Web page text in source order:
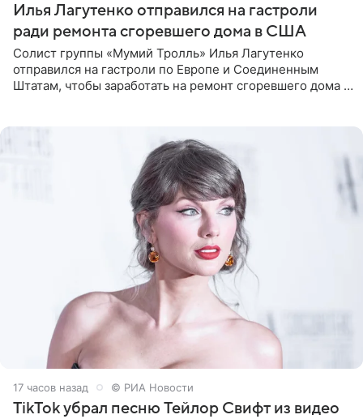
Илья Лагутенко отправился на гастроли
ради ремонта сгоревшего дома в США
Солист группы «Мумий Тролль» Илья Лагутенко
отправился на гастроли по Европе и Соединенным
Штатам, чтобы заработать на ремонт сгоревшего дома в
17 часов назад © РИА Новости
TikTok убрал песню Тейлор Свифт из видео